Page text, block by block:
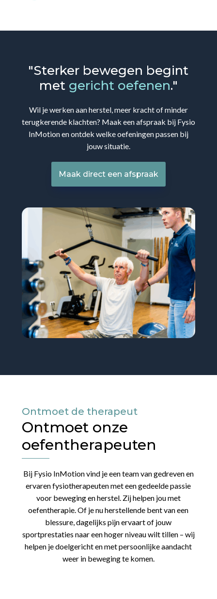
"Sterker bewegen begint
metgericht oefenen."
Wil je werken aan herstel, meer kracht of minder
terugkerende klachten? Maak een afspraak bij Fysio
InMotion en ontdek welke oefeningen passen bij
jouw situatie.
Maak direct een afspraak
Ontmoet de therapeut
Ontmoet onze
oefentherapeuten
Bij Fysio InMotion vind je een team van gedreven en
ervaren fysiotherapeuten met een gedeelde passie
voor beweging en herstel. Zij helpen jou met
oefentherapie. Of je nu herstellende bent van een
blessure, dagelijks pijn ervaart of jouw
sportprestaties naar een hoger niveau wilt tillen – wij
helpen je doelgericht en met persoonlijke aandacht
weer in beweging te komen.